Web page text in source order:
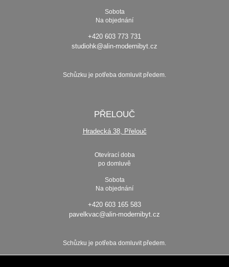
Sobota
Na objednání
+420 603 773 731
studiohk@alin-modernibyt.cz
Schůzku je potřeba domluvit předem.
PŘELOUČ
Hradecká 38, Přelouč
Otevírací doba
po domluvě
Sobota
Na objednání
+420 603 165 583
pavelkvac@alin-modernibyt.cz
Schůzku je potřeba domluvit předem.